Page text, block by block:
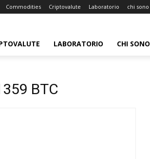
Commodities Criptovalute Laboratorio chi sono
LABORATORIO CHI SONO
BTC